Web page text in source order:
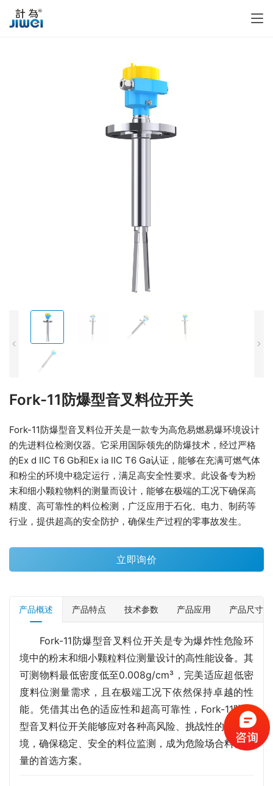
Fork-11防爆型音叉料位开关
Fork-11防爆型音叉料位开关是一款专为高危易燃易爆环境设计
的先进料位检测仪器。它采用国际领先的防爆技术，经过严格
的Ex d IIC T6 Gb和Ex ia IIC T6 Ga认证，能够在充满可燃气体
和粉尘的环境中稳定运行，满足高安全性要求。此设备专为粉
末和细小颗粒物料的测量而设计，能够在极端的工况下确保高
精度、高可靠性的料位检测，广泛应用于石化、电力、制药等
行业，提供超高的安全防护，确保生产过程的零事故发生。
立即询价
产品概述 产品特点 技术参数 产品应用 产品尺寸
Fork-11防爆型音叉料位开关是专为爆炸性危险环
境中的粉末和细小颗粒料位测量设计的高性能设备。其
可测物料最低密度低至0.008g/cm³，完美适应超低密
度料位测量需求，且在极端工况下依然保持卓越的性
能。凭借其出色的适应性和超高可靠性，Fork-11防爆
型音叉料位开关能够应对各种高风险、挑战性的测量环
境，确保稳定、安全的料位监测，成为危险场合料位测
量的首选方案。